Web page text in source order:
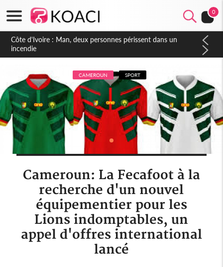
0
Côte d'Ivoire : Séileu, la célébration de la fête nationale
transformée en vaste campagne contre les produits
dépigmentants dangereux
CAMEROUN SPORT
Cameroun: La Fecafoot à la
recherche d'un nouvel
équipementier pour les
Lions indomptables, un
appel d'offres international
lancé